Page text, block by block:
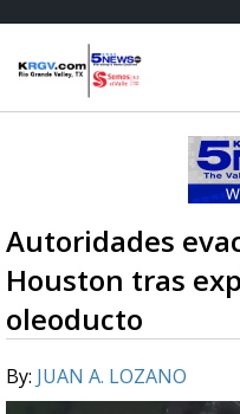
Autoridades
Houston tras
oleoducto
By: JUAN A. LOZANO